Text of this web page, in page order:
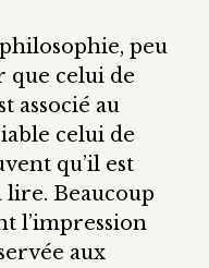
peu
que celui de
associé au
celui de
qu’il est
lire. Beaucoup
l’impression
aux